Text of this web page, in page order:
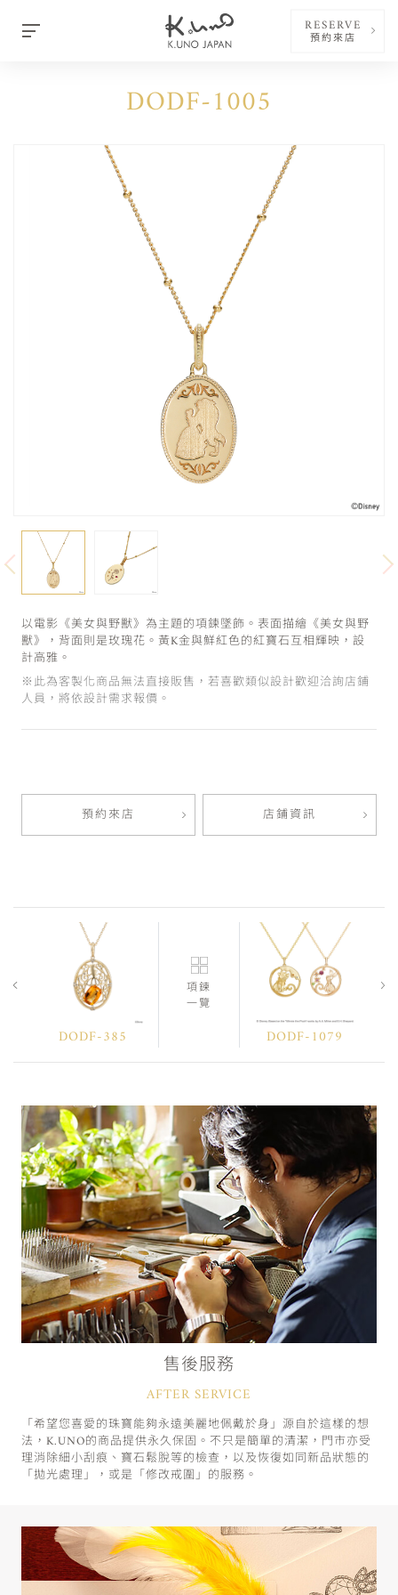
RESERVE
預約來店
DODF-1005
以電影《美女與野獸》為主題的項鍊墜飾。表面描繪《美女與野
獸》，背面則是玫瑰花。黃K金與鮮紅色的紅寶石互相輝映，設
計高雅。
※此為客製化商品無法直接販售，若喜歡類似設計歡迎洽詢店鋪
人員，將依設計需求報價。
預約來店 店鋪資訊
DODF-385
項鍊
一覽
DODF-1079
售後服務
AFTER SERVICE
「希望您喜愛的珠寶能夠永遠美麗地佩戴於身」源自於這樣的想
法，K.UNO的商品提供永久保固。不只是簡單的清潔，門市亦受
理消除細小刮痕、寶石鬆脫等的檢查，以及恢復如同新品狀態的
「拋光處理」，或是「修改戒圍」的服務。